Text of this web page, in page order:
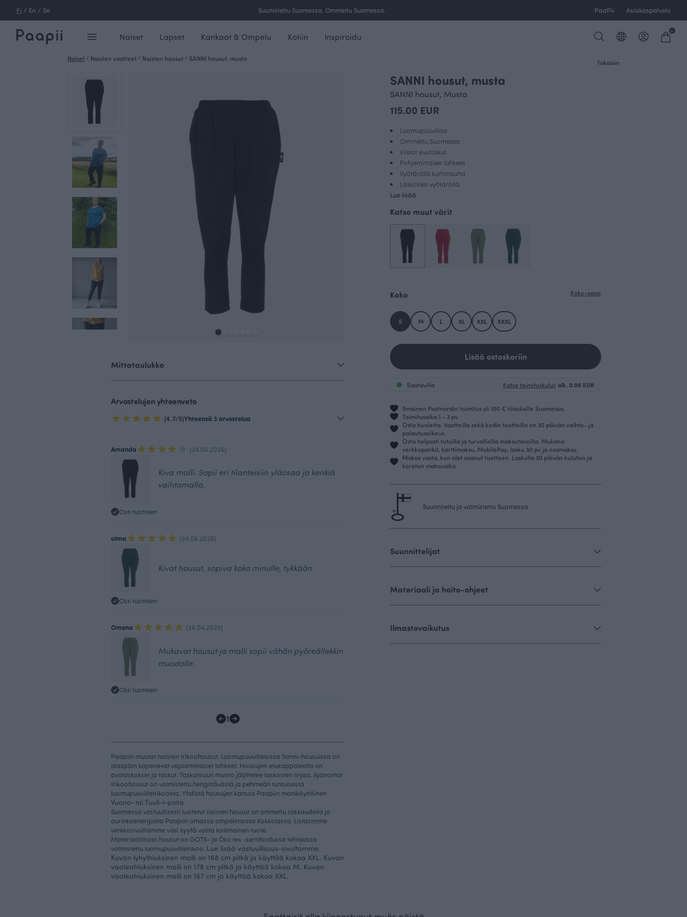
Fi / En / Se Ilmainen toimitus yli 100 € tilauksille Suomessa. PaaPii Asiakaspalvelu
Naiset Lapset Kankaat & Ompelu Kotiin Inspiroidu
0
Naiset / Naisten vaatteet / Naisten housut / SANNI housut, musta Takaisin
Mittataulukko
Arvostelujen yhteenveto
(4.7/5)Yhteensä 3 arvostelua
Amanda (24.06.2026)
Kiva malli. Sopii eri tilanteisiin yläosaa ja kenkiä
vaihtamalla.
Osti tuotteen
alma (24.06.2026)
Kivat housut, sopiva koko minulle, tykkään
Osti tuotteen
Omena (26.04.2025)
Mukavat housut ja malli sopii vähän pyöreällekkin
muodolle.
Osti tuotteen
1
Paapiin mustat naisten trikoohousut. Luomupuuvillaisissa Sanni-housuissa on
alaspäin kapenevat vajaamittaiset lahkeet. Housujen etukappaleella on
avolaskokset ja taskut. Taskunsuun muoto jäljittelee laskosten linjaa. Ajattomat
trikoohousut on valmistettu hengittävästä ja pehmeän tuntuisesta
luomupuuvillatrikoosta. Yhdistä housujen kanssa Paapiin monikäyttöinen
Vuono- tai Tuuli-t-paita.
Suomessa vastuullisesti tuotetut naisten housut on ommeltu rakkaudella ja
aurinkoenergialla Paapiin omassa ompelimossa Kokkolassa. Listasimme
verkkosivuillamme viisi syytä valita kotimainen tuote.
Materiaaliltaan housut on GOTS- ja Öko tex -sertifioidussa tehtaassa
valmistettu luomupuuvillatrikoo. Lue lisää vastuullisuus-sivultamme.
Kuvan lyhythiuksinen malli on 168 cm pitkä ja käyttää kokoa XXL. Kuvan
vaaleahiuksinen malli on 178 cm pitkä ja käyttää kokoa M. Kuvan
vaaleahiuksinen malli on 167 cm ja käyttää kokoa XXL.
SANNI housut, musta
SANNI housut, Musta
115.00 EUR
Luomupuuvillaa
Ommeltu Suomessa
Viistot sivutaskut
Pohjemittaiset lahkeet
Vyötäröllä kuminauha
Laskokset vyötäröllä
Lue lisää
Katso muut värit
Koko Koko-opas
S M L XL XXL XXXL
Lisää ostoskoriin
Saatavilla Katso toimituskulut alk. 0.00 EUR
Ilmainen Postnordin toimitus yli 100 € tilauksille Suomessa.
Toimitusaika 1 - 3 pv
Osta huoletta. Vaatteilla sekä kodin tuotteilla on 30 päivän vaihto- ja
palautusoikeus.
Osta helposti tutuilla ja turvallisilla maksutavoilla. Mukana
verkkopankit, korttimaksu, MobilePay, lasku 30 pv ja osamaksu.
Maksa vasta, kun olet saanut tuotteen. Laskulla 30 päivän kuluton ja
koroton maksuaika.
Suunniteltu ja valmistettu Suomessa.
Suunnittelijat
Materiaali ja hoito-ohjeet
Ilmastovaikutus